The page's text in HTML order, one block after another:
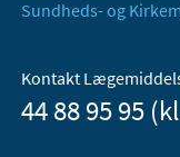
Sundheds- og
Kontakt
44 88 95 95